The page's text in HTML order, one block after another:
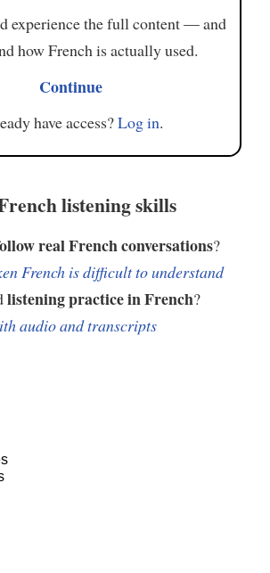
experience the full content — and
how French is actually used.
Continue
have access?Log in.
listening skills
real French conversations?
French is difficult to understand
listening practice in French?
audio and transcripts